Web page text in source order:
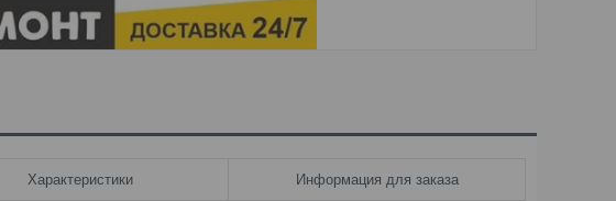
Характеристики Информация для заказа